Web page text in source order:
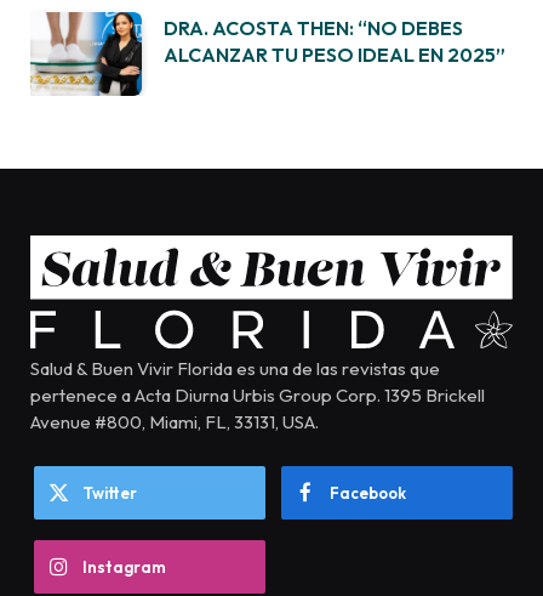
DRA. ACOSTA THEN: “NO DEBES
ALCANZAR TU PESO IDEAL EN 2025”
Salud & Buen Vivir Florida es una de las revistas que
pertenece a Acta Diurna Urbis Group Corp. 1395 Brickell
Avenue #800, Miami, FL, 33131, USA.
Twitter Facebook
Instagram